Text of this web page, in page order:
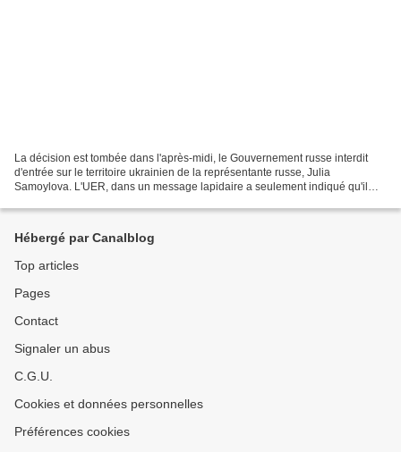
La décision est tombée dans l'après-midi, le Gouvernement russe interdit
d'entrée sur le territoire ukrainien de la représentante russe, Julia
Samoylova. L'UER, dans un message lapidaire a seulement indiqué qu'il
Hébergé par Canalblog
Top articles
Pages
Contact
Signaler un abus
C.G.U.
Cookies et données personnelles
Préférences cookies